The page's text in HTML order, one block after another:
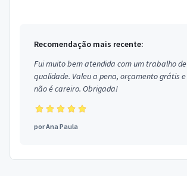
Recomendação mais recente:
Fui muito bem atendida com um trabalho de
qualidade. Valeu a pena, orçamento grátis e
não é careiro. Obrigada!
porAna Paula